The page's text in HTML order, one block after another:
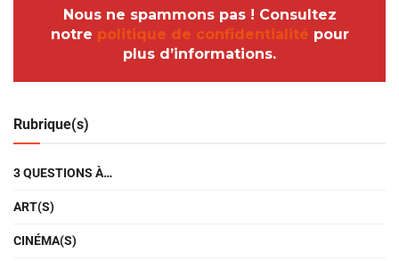
Nous ne spammons pas ! Consultez
notre politique de confidentialité pour
plus d’informations.
Rubrique(s)
3 QUESTIONS À…
ART(S)
CINÉMA(S)